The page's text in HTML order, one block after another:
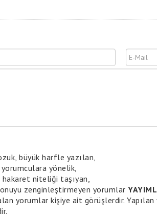
büyük harfle yazılan,
yönelik,
hakaret niteliği taşıyan,
zenginleştirmeyen yorumlar
yorumlar kişiye ait görüşlerdir.